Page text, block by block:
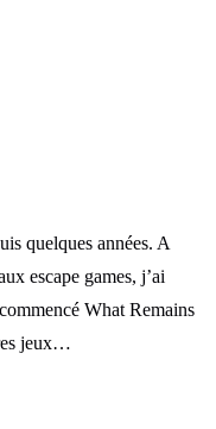
quelques années. A
escape games, j’ai
What Remains
jeux…